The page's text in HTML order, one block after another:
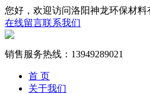
您好，欢迎访问洛阳神龙环保材
在线留言联系我们
销售服务热线： 13949289021
首 页
关于我们